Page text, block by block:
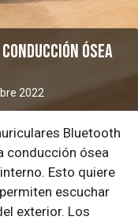
ósea
2022
Bluetooth
conducción ósea
Esto quiere
escuchar
exterior. Los